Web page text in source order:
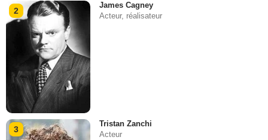
2
James Cagney
Acteur, réalisateur
3
Tristan Zanchi
Acteur